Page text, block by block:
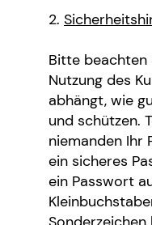
Bitte beachten
Nutzung des
abhängt, wie
und schützen.
niemanden Ihr
ein sicheres
ein Passwort